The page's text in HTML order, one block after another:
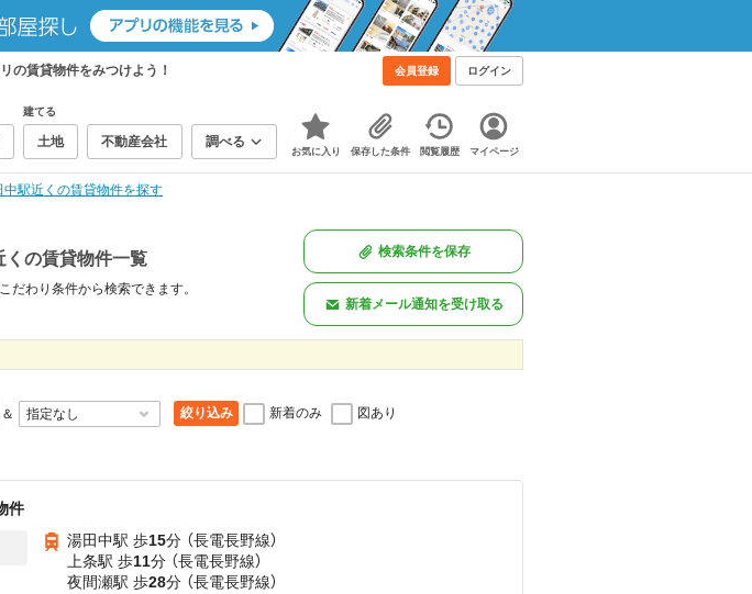
の賃貸物件をみつけよう！ 会員登録 ログイン
建てる
土地 不動産会社 調べる
お気に入り 保存した条件 閲覧履歴 マイページ
中駅近くの賃貸物件を探す
くの賃貸物件一覧
だわり条件から検索できます。
検索条件を保存
新着メール通知を受け取る
＆ 絞り込み 新着のみ 図あり
件
湯田中駅 歩15分 （長電長野線）
上条駅 歩11分 （長電長野線）
夜間瀬駅 歩28分 （長電長野線）